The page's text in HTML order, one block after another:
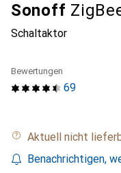
Sonoff
Schaltaktor
69
Bewertungen
Aktuell nicht
Benachrichtigen,